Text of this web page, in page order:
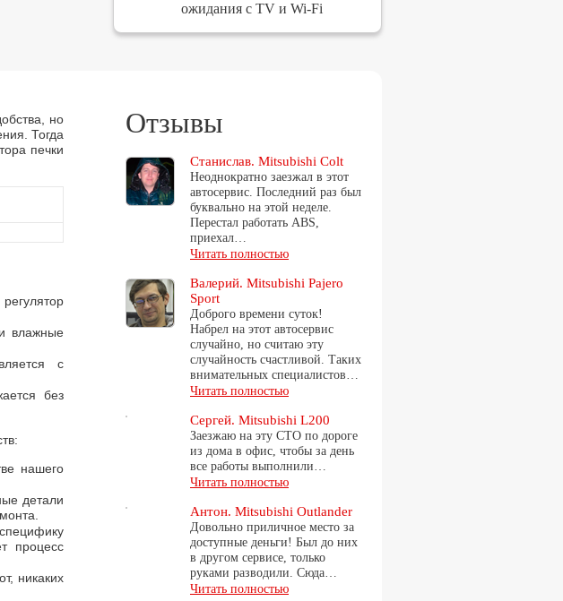
ожидания с TV и Wi-Fi
но
Тогда
печки
влажные
с
без
нашего
детали
процесс
никаких
Отзывы
Станислав. Mitsubishi Colt
Неоднократно заезжал в этот
автосервис. Последний раз был
буквально на этой неделе.
Перестал работать ABS,
приехал…
Читать полностью
Валерий. Mitsubishi Pajero
Sport
Доброго времени суток!
Набрел на этот автосервис
случайно, но считаю эту
случайность счастливой. Таких
внимательных специалистов…
Читать полностью
Сергей. Mitsubishi L200
Заезжаю на эту СТО по дороге
из дома в офис, чтобы за день
все работы выполнили…
Читать полностью
Антон. Mitsubishi Outlander
Довольно приличное место за
доступные деньги! Был до них
в другом сервисе, только
руками разводили. Сюда…
Читать полностью